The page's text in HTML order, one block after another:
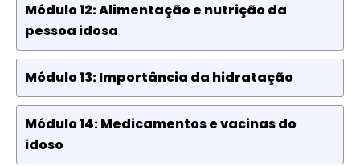
Módulo 12: Alimentação e nutrição da
pessoa idosa
Módulo 13: Importância da hidratação
Módulo 14: Medicamentos e vacinas do
idoso